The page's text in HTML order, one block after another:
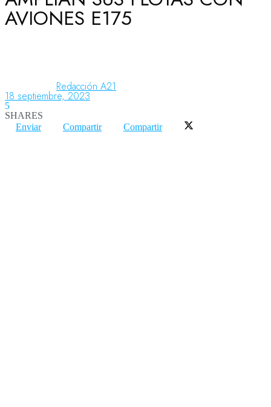
Aeropuertos
Columnistas
AVIONES E175
Redacción A21
18 septiembre, 2023
5
SHARES
Enviar
Compartir Compartir